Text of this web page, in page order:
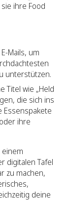
ihre Food
Mails, um
unterstützen.
Titel wie „Held
die sich ins
Essenspakete
ihre
einem
digitalen Tafel
zu machen,
deine